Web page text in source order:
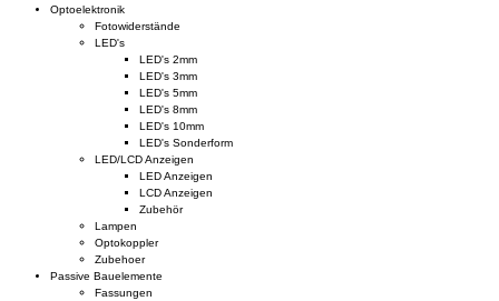
Optoelektronik
Fotowiderstände
LED's
LED's 2mm
LED's 3mm
LED's 5mm
LED's 8mm
LED's 10mm
LED's Sonderform
LED/LCD Anzeigen
LED Anzeigen
LCD Anzeigen
Zubehör
Lampen
Optokoppler
Zubehoer
Passive Bauelemente
Fassungen